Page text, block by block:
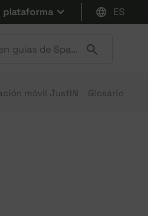
plataforma ES
móvil JustIN Glosario